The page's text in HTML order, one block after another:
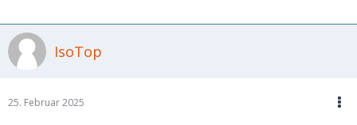
Raum)
Trotzdem finde ich es interessant wie ein und derselbe
Mann so viele unterschiedliche Rollen ausleben kann und
IsoTop
25. Februar 2025